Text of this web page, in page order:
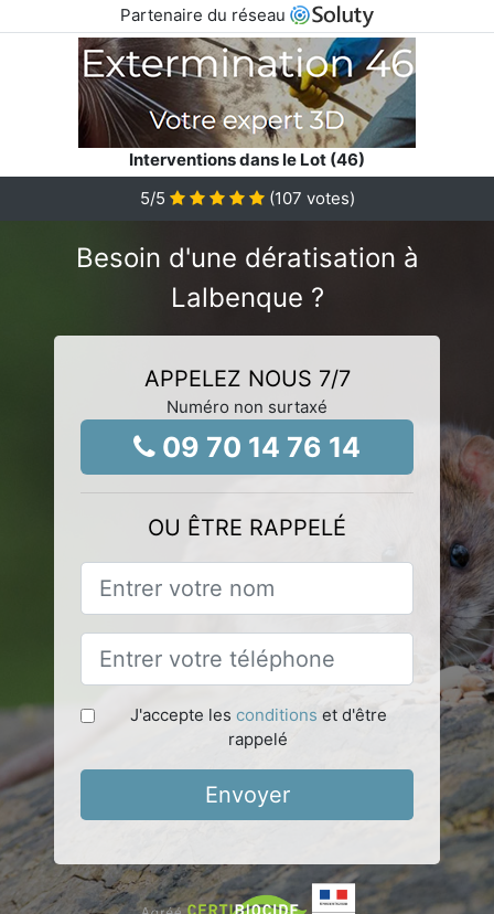
Partenaire du réseau
Interventions dans le Lot (46)
5/5 (107 votes)
Besoin d'une dératisation à
Lalbenque ?
APPELEZ NOUS 7/7
Numéro non surtaxé
09 70 14 76 14
OU ÊTRE RAPPELÉ
J'accepte les conditions et d'être
rappelé
Envoyer